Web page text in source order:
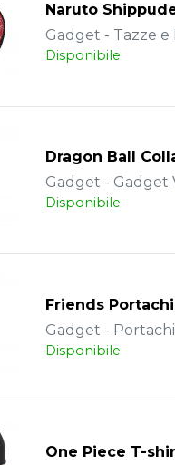
Naruto
Gadget - Tazze e
Disponibile
Dragon Ball
Gadget - Gadget
Disponibile
Friends
Gadget -
Disponibile
One Piece T-